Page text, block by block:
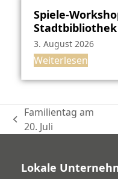
Spiele-
Stadtbibliothek
3. August 2026
Weiterlesen
vorheriger
Familientag am
20. Juli
Lokale